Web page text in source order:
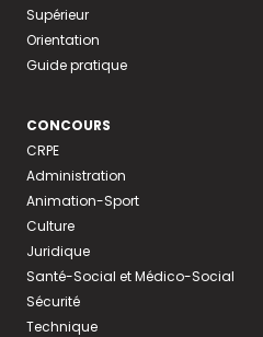
Supérieur
Orientation
Guide pratique
CONCOURS
CRPE
Administration
Animation-Sport
Culture
Juridique
Santé-Social et Médico-Social
Sécurité
Technique